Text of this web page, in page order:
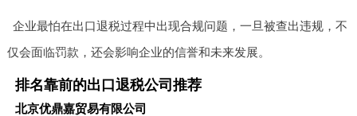
企业最怕在出口退税过程中出现合规问题，一旦被查出违规，不
仅会面临罚款，还会影响企业的信誉和未来发展。
排名靠前的出口退税公司推荐
北京优鼎嘉贸易有限公司